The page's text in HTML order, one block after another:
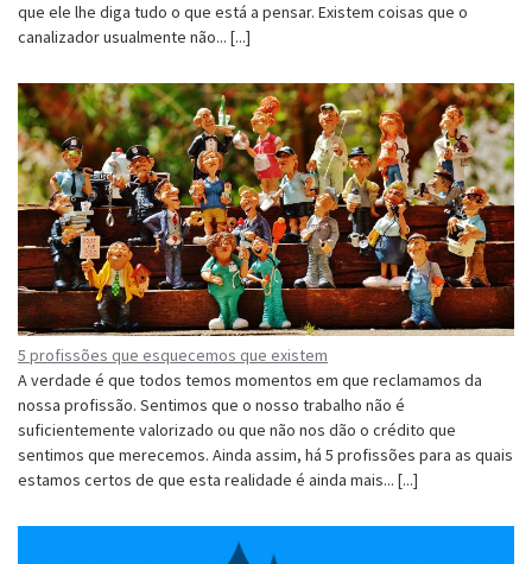
que ele lhe diga tudo o que está a pensar. Existem coisas que o
canalizador usualmente não... [...]
5 profissões que esquecemos que existem
A verdade é que todos temos momentos em que reclamamos da
nossa profissão. Sentimos que o nosso trabalho não é
suficientemente valorizado ou que não nos dão o crédito que
sentimos que merecemos. Ainda assim, há 5 profissões para as quais
estamos certos de que esta realidade é ainda mais... [...]